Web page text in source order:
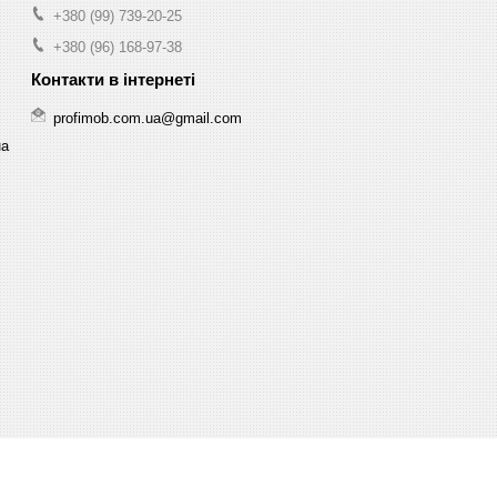
+380 (99) 739-20-25
+380 (96) 168-97-38
profimob.com.ua@gmail.com